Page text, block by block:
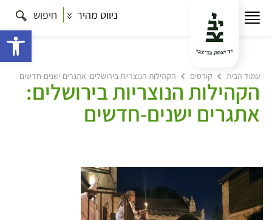
ניווט מהיר חיפוש
עמוד הבית קורסים הקהילות הנוצריות בירושלים: אתגרים ישנים-חדשים
הקהילות הנוצריות בירושלים:
אתגרים ישנים-חדשים